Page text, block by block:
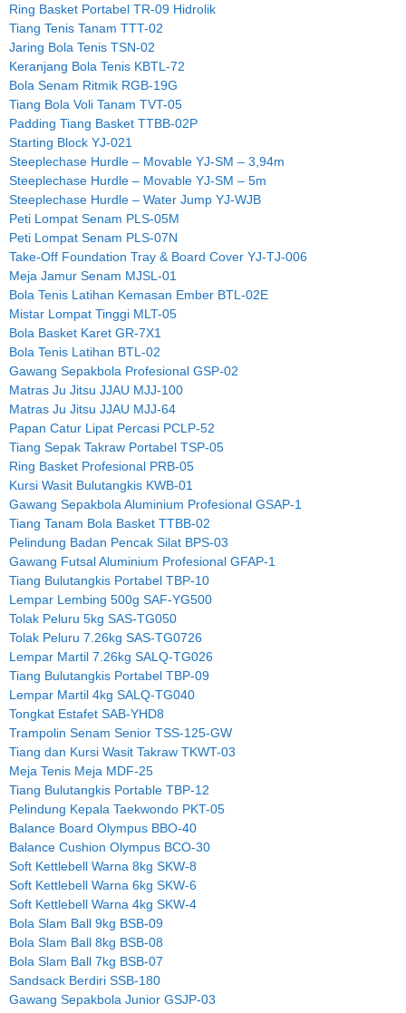
Ring Basket Portabel TR-09 Hidrolik
Tiang Tenis Tanam TTT-02
Jaring Bola Tenis TSN-02
Keranjang Bola Tenis KBTL-72
Bola Senam Ritmik RGB-19G
Tiang Bola Voli Tanam TVT-05
Padding Tiang Basket TTBB-02P
Starting Block YJ-021
Steeplechase Hurdle – Movable YJ-SM – 3,94m
Steeplechase Hurdle – Movable YJ-SM – 5m
Steeplechase Hurdle – Water Jump YJ-WJB
Peti Lompat Senam PLS-05M
Peti Lompat Senam PLS-07N
Take-Off Foundation Tray & Board Cover YJ-TJ-006
Meja Jamur Senam MJSL-01
Bola Tenis Latihan Kemasan Ember BTL-02E
Mistar Lompat Tinggi MLT-05
Bola Basket Karet GR-7X1
Bola Tenis Latihan BTL-02
Gawang Sepakbola Profesional GSP-02
Matras Ju Jitsu JJAU MJJ-100
Matras Ju Jitsu JJAU MJJ-64
Papan Catur Lipat Percasi PCLP-52
Tiang Sepak Takraw Portabel TSP-05
Ring Basket Profesional PRB-05
Kursi Wasit Bulutangkis KWB-01
Gawang Sepakbola Aluminium Profesional GSAP-1
Tiang Tanam Bola Basket TTBB-02
Pelindung Badan Pencak Silat BPS-03
Gawang Futsal Aluminium Profesional GFAP-1
Tiang Bulutangkis Portabel TBP-10
Lempar Lembing 500g SAF-YG500
Tolak Peluru 5kg SAS-TG050
Tolak Peluru 7.26kg SAS-TG0726
Lempar Martil 7.26kg SALQ-TG026
Tiang Bulutangkis Portabel TBP-09
Lempar Martil 4kg SALQ-TG040
Tongkat Estafet SAB-YHD8
Trampolin Senam Senior TSS-125-GW
Tiang dan Kursi Wasit Takraw TKWT-03
Meja Tenis Meja MDF-25
Tiang Bulutangkis Portable TBP-12
Pelindung Kepala Taekwondo PKT-05
Balance Board Olympus BBO-40
Balance Cushion Olympus BCO-30
Soft Kettlebell Warna 8kg SKW-8
Soft Kettlebell Warna 6kg SKW-6
Soft Kettlebell Warna 4kg SKW-4
Bola Slam Ball 9kg BSB-09
Bola Slam Ball 8kg BSB-08
Bola Slam Ball 7kg BSB-07
Sandsack Berdiri SSB-180
Gawang Sepakbola Junior GSJP-03